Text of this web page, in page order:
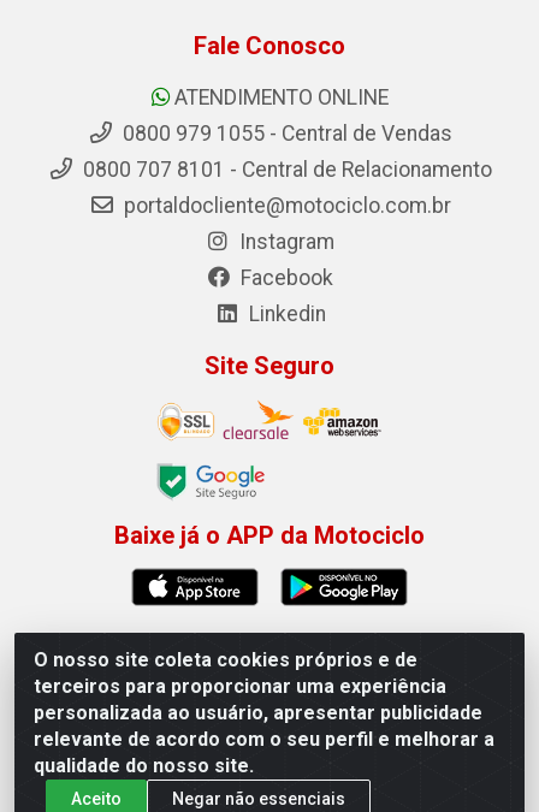
Permitir que a Motociclo envie notificações com
novidades e ofertas exclusivas.
×
O nosso site coleta cookies próprios e de
terceiros para proporcionar uma experiência
personalizada ao usuário, apresentar publicidade
relevante de acordo com o seu perfil e melhorar a
qualidade do nosso site.
Aceito Negar não essenciais
Fale Conosco
ATENDIMENTO ONLINE
0800 979 1055 - Central de Vendas
0800 707 8101 - Central de Relacionamento
portaldocliente@motociclo.com.br
Instagram
Facebook
Linkedin
Site Seguro
Baixe já o APP da Motociclo
Motociclo - Rua Francisco Sousa dos Santos, 731 -
Jardim Limoeiro, Serra/ES - CEP 29.164-153 - CNPJ
01.407.607/0001-53